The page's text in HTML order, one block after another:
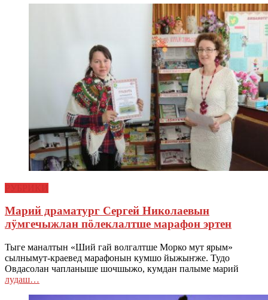
Марий драматург Сергей Николаевын
лӱмгечыжлан пӧлеклалтше марафон эртен
Тыге маналтын «Ший гай волгалтше Морко мут ярым»
сылнымут-краевед марафонын кумшо йыжыҥже. Тудо
Овдасолан чапланыше шочшыжо, кумдан палыме марий
лудаш…